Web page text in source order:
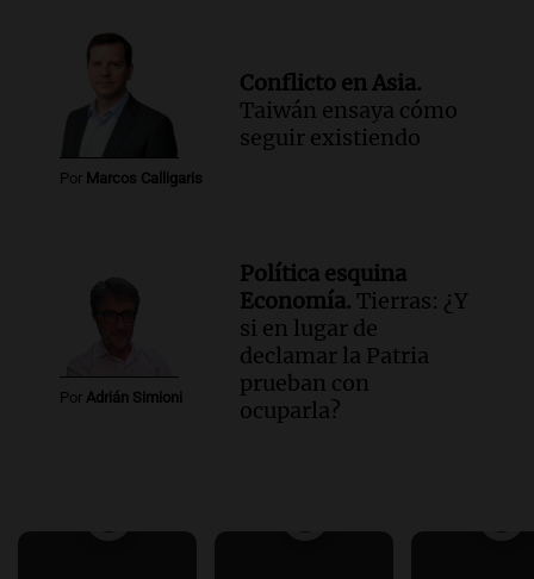
Por Marcos Calligaris
Conflicto en Asia.
Taiwán ensaya cómo
seguir existiendo
Por Adrián Simioni
Política esquina
Economía. Tierras: ¿Y
si en lugar de
declamar la Patria
prueban con
ocuparla?